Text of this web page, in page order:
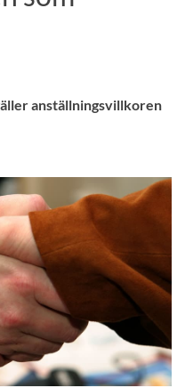
anställningsvillkoren